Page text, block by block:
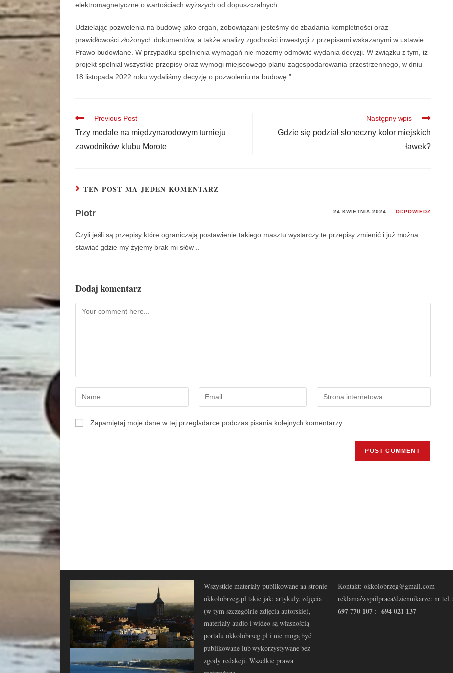
elektromagnetyczne o wartościach wyższych od dopuszczalnych.
Udzielając pozwolenia na budowę jako organ, zobowiązani jesteśmy do zbadania kompletności oraz
prawidłowości złożonych dokumentów, a także analizy zgodności inwestycji z przepisami wskazanymi w ustawie
Prawo budowlane. W przypadku spełnienia wymagań nie możemy odmówić wydania decyzji. W związku z tym, iż
projekt spełniał wszystkie przepisy oraz wymogi miejscowego planu zagospodarowania przestrzennego, w dniu
18 listopada 2022 roku wydaliśmy decyzję o pozwoleniu na budowę.”
Previous Post
Trzy medale na międzynarodowym turnieju
zawodników klubu Morote
Następny wpis
Gdzie się podział słoneczny kolor miejskich
ławek?
TEN POST MA JEDEN KOMENTARZ
Piotr 24 KWIETNIA 2024 ODPOWIEDZ
Czyli jeśli są przepisy które ograniczają postawienie takiego masztu wystarczy te przepisy zmienić i już można
stawiać gdzie my żyjemy brak mi słów ..
Dodaj komentarz
Zapamiętaj moje dane w tej przeglądarce podczas pisania kolejnych komentarzy.
Wszystkie materiały publikowane na stronie
okkolobrzeg.pl takie jak: artykuły, zdjęcia
(w tym szczególnie zdjęcia autorskie),
materiały audio i wideo są własnością
portalu okkolobrzeg.pl i nie mogą być
publikowane lub wykorzystywane bez
zgody redakcji. Wszelkie prawa
Kontakt: okkolobrzeg@gmail.com
reklama/współpraca/dziennikarze: nr tel.:
697 770 107 : 694 021 137